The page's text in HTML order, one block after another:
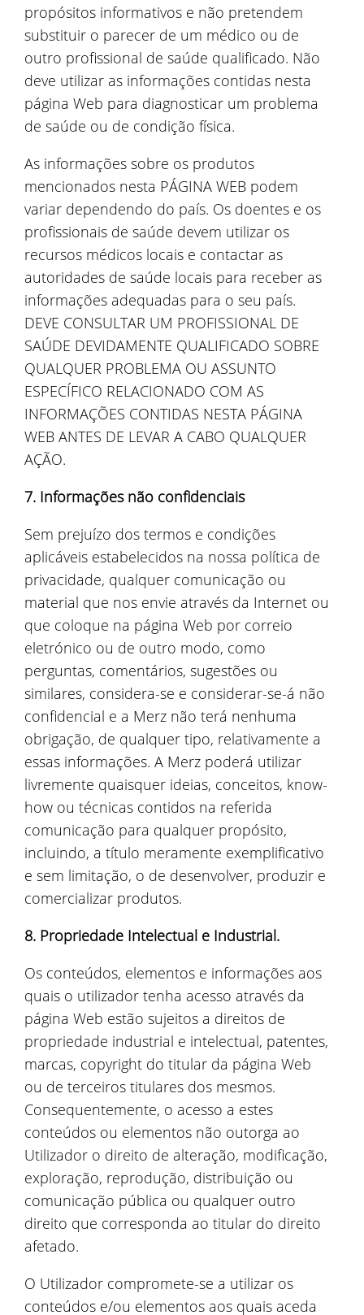
propósitos informativos e não pretendem
substituir o parecer de um médico ou de
outro profissional de saúde qualificado. Não
deve utilizar as informações contidas nesta
página Web para diagnosticar um problema
de saúde ou de condição física.
As informações sobre os produtos
mencionados nesta PÁGINA WEB podem
variar dependendo do país. Os doentes e os
profissionais de saúde devem utilizar os
recursos médicos locais e contactar as
autoridades de saúde locais para receber as
informações adequadas para o seu país.
DEVE CONSULTAR UM PROFISSIONAL DE
SAÚDE DEVIDAMENTE QUALIFICADO SOBRE
QUALQUER PROBLEMA OU ASSUNTO
ESPECÍFICO RELACIONADO COM AS
INFORMAÇÕES CONTIDAS NESTA PÁGINA
WEB ANTES DE LEVAR A CABO QUALQUER
AÇÃO.
7. Informações não confidenciais
Sem prejuízo dos termos e condições
aplicáveis estabelecidos na nossa política de
privacidade, qualquer comunicação ou
material que nos envie através da Internet ou
que coloque na página Web por correio
eletrónico ou de outro modo, como
perguntas, comentários, sugestões ou
similares, considera-se e considerar-se-á não
confidencial e a Merz não terá nenhuma
obrigação, de qualquer tipo, relativamente a
essas informações. A Merz poderá utilizar
livremente quaisquer ideias, conceitos, know-
how ou técnicas contidos na referida
comunicação para qualquer propósito,
incluindo, a título meramente exemplificativo
e sem limitação, o de desenvolver, produzir e
comercializar produtos.
8. Propriedade Intelectual e Industrial.
Os conteúdos, elementos e informações aos
quais o utilizador tenha acesso através da
página Web estão sujeitos a direitos de
propriedade industrial e intelectual, patentes,
marcas, copyright do titular da página Web
ou de terceiros titulares dos mesmos.
Consequentemente, o acesso a estes
conteúdos ou elementos não outorga ao
Utilizador o direito de alteração, modificação,
exploração, reprodução, distribuição ou
comunicação pública ou qualquer outro
direito que corresponda ao titular do direito
afetado.
O Utilizador compromete-se a utilizar os
conteúdos e/ou elementos aos quais aceda